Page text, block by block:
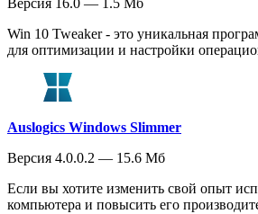
Версия 16.0 — 1.5 Мб
Win 10 Tweaker - это уникальная
для оптимизации и настройки
Auslogics Windows Slimmer
Версия 4.0.0.2 — 15.6 Мб
Если вы хотите изменить свой опыт
компьютера и повысить его